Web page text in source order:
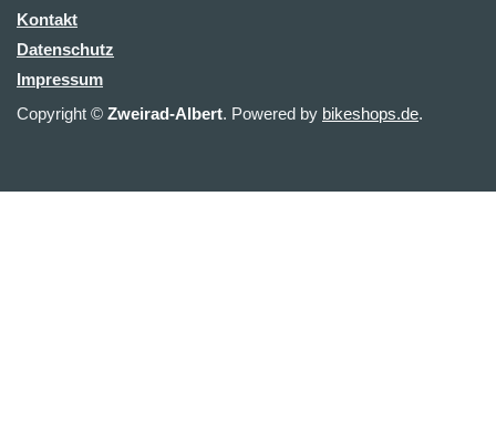
Kontakt
Datenschutz
Impressum
Copyright © Zweirad-Albert. Powered by bikeshops.de.